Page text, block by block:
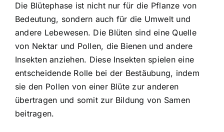
Die Blütephase ist nicht nur für die Pflanze von
Bedeutung, sondern auch für die Umwelt und
andere Lebewesen. Die Blüten sind eine Quelle
von Nektar und Pollen, die Bienen und andere
Insekten anziehen. Diese Insekten spielen eine
entscheidende Rolle bei der Bestäubung, indem
sie den Pollen von einer Blüte zur anderen
übertragen und somit zur Bildung von Samen
beitragen.